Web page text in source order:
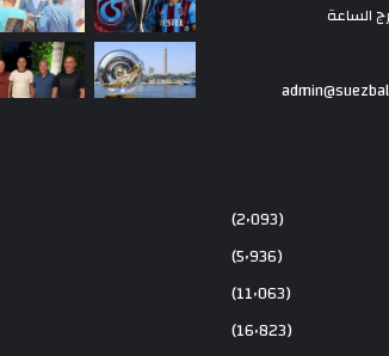
الساعة
(2٬093)
(5٬936)
(11٬063)
(16٬823)